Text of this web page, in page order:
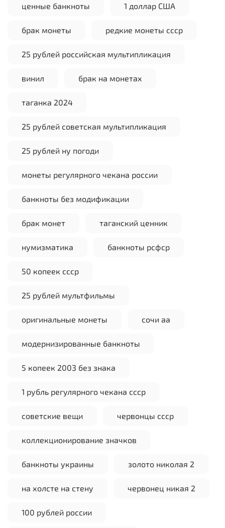
ценные банкноты 1 доллар США
брак монеты редкие монеты ссср
25 рублей российская мультипликация
винил брак на монетах
таганка 2024
25 рублей советская мультипликация
25 рублей ну погоди
монеты регулярного чекана россии
банкноты без модификации
брак монет таганский ценник
нумизматика банкноты рсфср
50 копеек ссср
25 рублей мультфильмы
оригинальные монеты сочи аа
модернизированные банкноты
5 копеек 2003 без знака
1 рубль регулярного чекана ссср
советские вещи червонцы ссср
коллекционирование значков
банкноты украины золото николая 2
на холсте на стену червонец никая 2
100 рублей россии